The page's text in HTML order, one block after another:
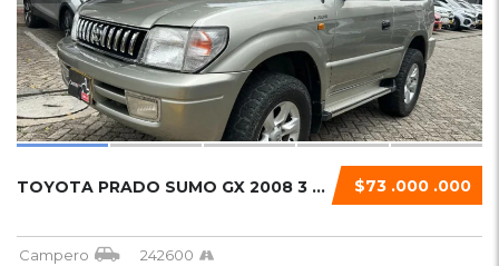
$73 .000 .000
TOYOTA PRADO SUMO GX 2008 3 PUERTAS
Campero 242600